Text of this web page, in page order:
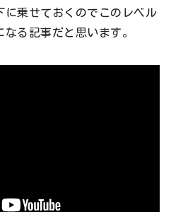
に乗せておくのでこのレベル
る記事だと思います。